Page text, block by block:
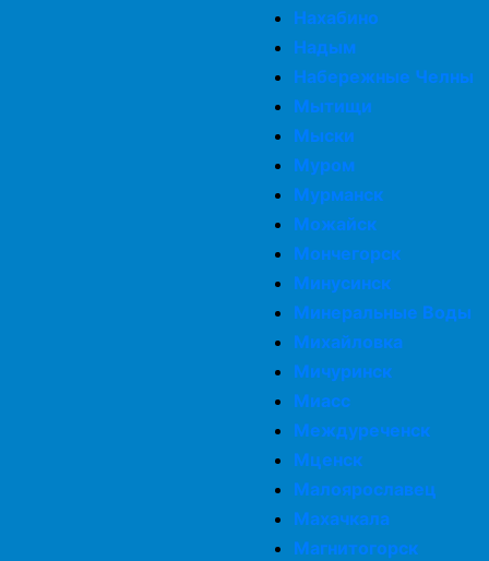
Нахабино
Надым
Набережные Челны
Мытищи
Мыски
Муром
Мурманск
Можайск
Мончегорск
Минусинск
Минеральные Воды
Михайловка
Мичуринск
Миасс
Междуреченск
Мценск
Малоярославец
Махачкала
Магнитогорск